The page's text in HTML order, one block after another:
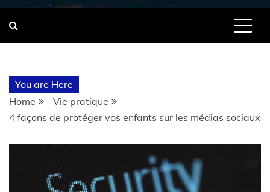
You are Here
Home
Vie pratique
4 façons de protéger vos enfants sur les médias sociaux